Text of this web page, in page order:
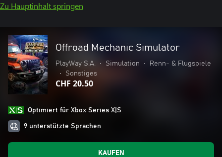
Zu Hauptinhalt springen
Offroad Mechanic Simulator
PlayWay S.A. • Simulation •
Renn- & Flugspiele
•
Sonstiges
CHF 20.50
Optimiert für Xbox Series X|S
9 unterstützte Sprachen
KAUFEN